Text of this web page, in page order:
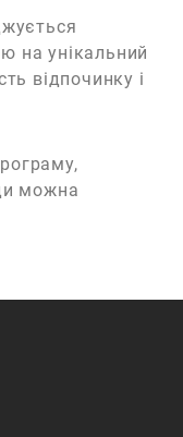
на унікальний
відпочинку і
можна